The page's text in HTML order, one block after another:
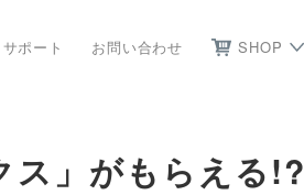
サポート お問い合わせ SHOP
ス」がもらえる!?